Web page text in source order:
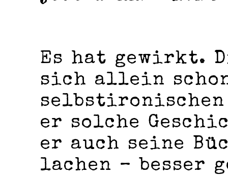
Es hat gewirkt.
sich allein
selbstironischen
er solche
er auch seine
lachen – besser